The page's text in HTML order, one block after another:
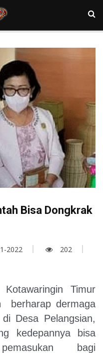
Bisa Dongkrak
2022
202
Timur
berharap dermaga
Desa Pelangsian,
kedepannya bisa
bagi